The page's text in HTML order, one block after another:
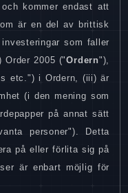
kommer endast att
är en del av brittisk
som faller
Order 2005 ("Ordern"),
etc.") i Ordern, (iii) är
(i den mening som
på annat sätt
personer"). Detta
på eller förlita sig på
är enbart möjlig för